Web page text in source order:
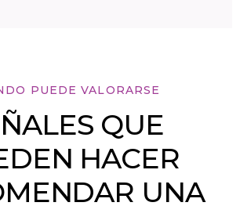
PUEDE VALORARSE
QUE
HACER
UNA